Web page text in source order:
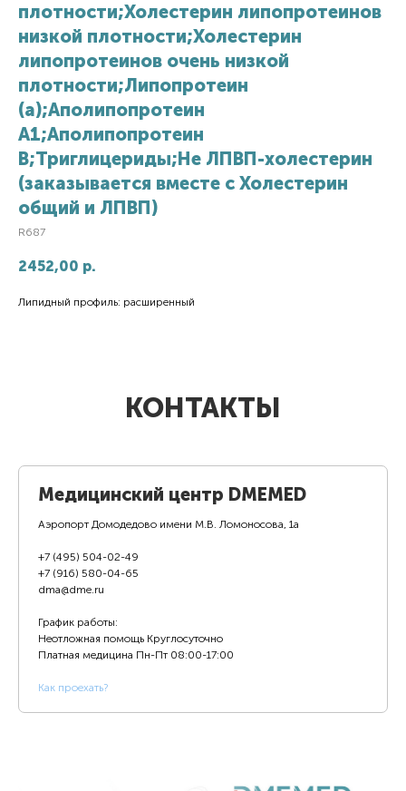
плотности;Холестерин липопротеинов
низкой плотности;Холестерин
липопротеинов очень низкой
плотности;Липопротеин
(a);Аполипопротеин
А1;Аполипопротеин
В;Триглицериды;Не ЛПВП-холестерин
(заказывается вместе с Холестерин
общий и ЛПВП)
R687
2452,00 р.
Липидный профиль: расширенный
КОНТАКТЫ
Медицинский центр DMEMED
Аэропорт Домодедово имени М.В. Ломоносова, 1а
+7 (495) 504-02-49
+7 (916) 580-04-65
dma@dme.ru
График работы:
Неотложная помощь Круглосуточно
Платная медицина Пн-Пт 08:00-17:00
Как проехать?